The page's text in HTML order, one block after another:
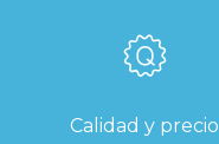
Calidad y precio